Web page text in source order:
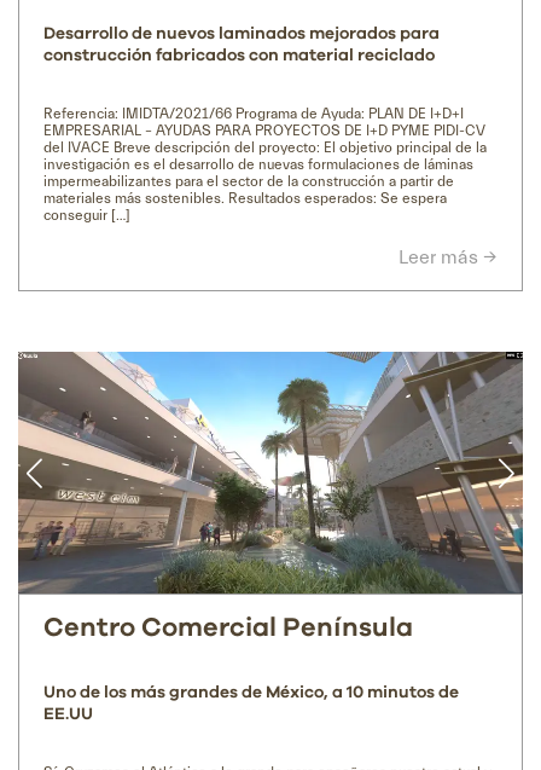
Desarrollo de nuevos laminados mejorados para
construcción fabricados con material reciclado
Referencia: IMIDTA/2021/66 Programa de Ayuda: PLAN DE I+D+I
EMPRESARIAL – AYUDAS PARA PROYECTOS DE I+D PYME PIDI-CV
del IVACE Breve descripción del proyecto: El objetivo principal de la
investigación es el desarrollo de nuevas formulaciones de láminas
impermeabilizantes para el sector de la construcción a partir de
materiales más sostenibles. Resultados esperados: Se espera
conseguir […]
Leer más →
Centro Comercial Península
Uno de los más grandes de México, a 10 minutos de
EE.UU